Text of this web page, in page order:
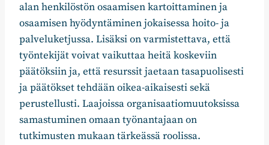
alan henkilöstön osaamisen kartoittaminen ja
osaamisen hyödyntäminen jokaisessa hoito- ja
palveluketjussa. Lisäksi on varmistettava, että
työntekijät voivat vaikuttaa heitä koskeviin
päätöksiin ja, että resurssit jaetaan tasapuolisesti
ja päätökset tehdään oikea-aikaisesti sekä
perustellusti. Laajoissa organisaatiomuutoksissa
samastuminen omaan työnantajaan on
tutkimusten mukaan tärkeässä roolissa.